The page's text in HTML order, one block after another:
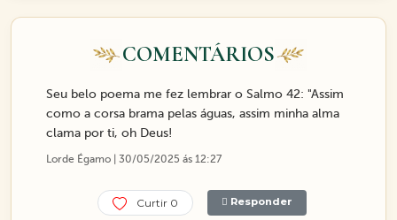
COMENTÁRIOS
Seu belo poema me fez lembrar o Salmo 42: "Assim
como a corsa brama pelas águas, assim minha alma
clama por ti, oh Deus!
Lorde Égamo | 30/05/2025 ás 12:27
Curtir 0 Responder